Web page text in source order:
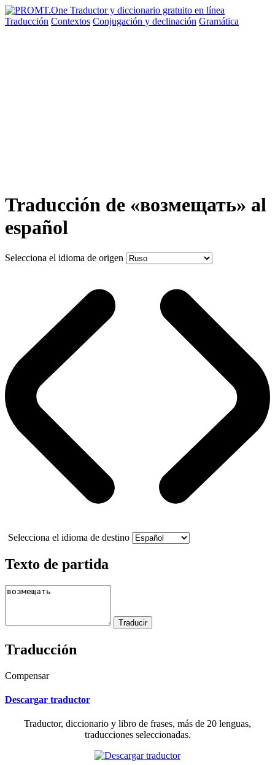
Traducción Contextos Conjugación y declinación Gramática
Traducción de «возмещать» al
español
Selecciona el idioma de origen
Selecciona el idioma de destino
Texto de partida
Traducción
Compensar
Descargar traductor
Traductor, diccionario y libro de frases, más de 20 lenguas,
traducciones seleccionadas.